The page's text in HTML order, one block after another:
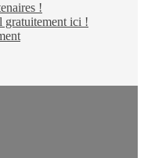
!
gratuitement ici !